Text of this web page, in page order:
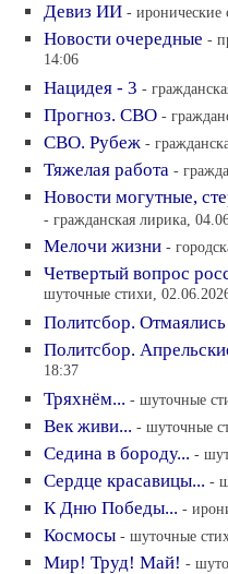
Девиз ИИ - иронические
Новости очередные -
14:06
Нацидея - 3 -
Прогноз. СВО -
СВО. Рубеж -
Тяжелая работа -
Новости могутные,
- гражданская лирика,
Мелочи жизни -
Четвертый вопрос
шуточные стихи,
Политсбор. Отмаялись
Политсбор.
18:37
Тряхнём... - шуточные
Век живи... - шуточные
Седина в бороду... -
Сердце красавицы... -
К Дню Победы... -
Космосы - шуточные
Мир! Труд! Май! -